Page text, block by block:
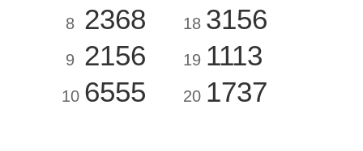
8 2368
9 2156
10 6555
18 3156
19 1113
20 1737